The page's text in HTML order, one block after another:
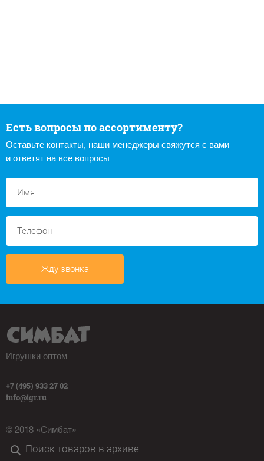
Есть вопросы по ассортименту?
Оставьте контакты, наши менеджеры свяжутся с вами
и ответят на все вопросы
Жду звонка
Игрушки оптом
+7 (495) 933 27 02
info@igr.ru
© 2018 «Симбат»